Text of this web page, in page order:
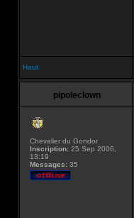
Haut
pipoleclown
Chevalier du Gondor
Inscription: 25 Sep 2006,
13:19
Messages: 35